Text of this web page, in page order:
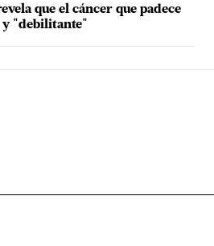
que el cáncer que padece
y "debilitante"